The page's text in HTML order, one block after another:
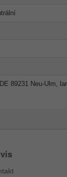
89231 Neu-Ulm,